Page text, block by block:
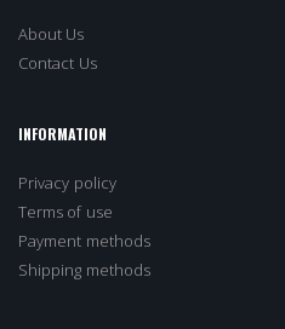
About Us
Contact Us
INFORMATION
Privacy policy
Terms of use
Payment methods
Shipping methods